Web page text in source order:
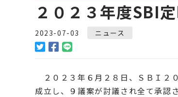
２０２３年度SBI
2023-07-03 ニュース
２０２３年６月２８日、ＳＢＩ２
成立し、９議案が討議され全て承認